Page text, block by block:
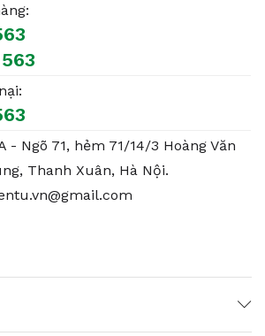
- Ngõ 71, hẻm 71/14/3 Hoàng Văn
Thanh Xuân, Hà Nội.